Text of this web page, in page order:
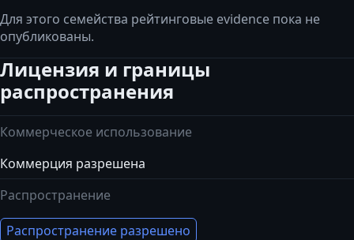
Для этого семейства рейтинговые evidence пока не
опубликованы.
Лицензия и границы
распространения
Коммерческое использование
Коммерция разрешена
Распространение
Распространение разрешено